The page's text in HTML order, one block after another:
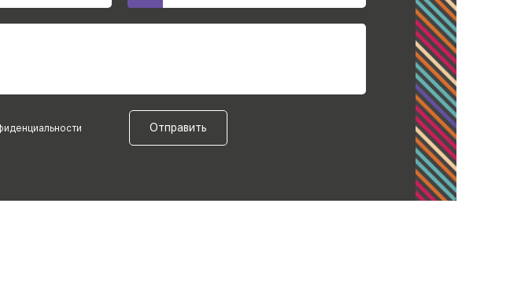
Отправить